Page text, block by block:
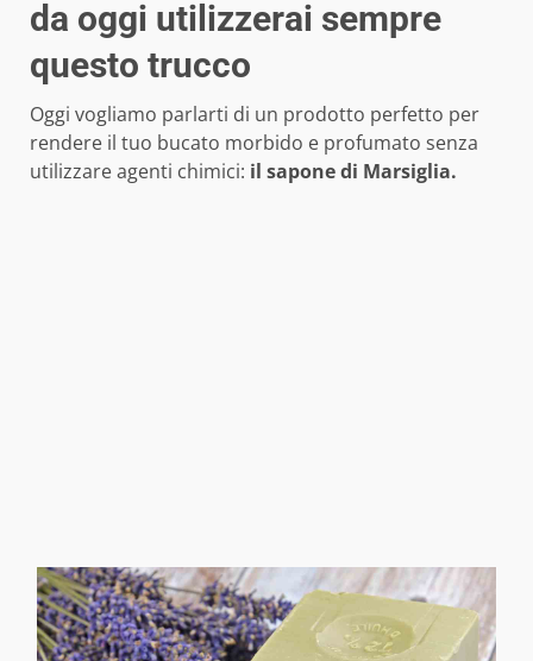
da oggi utilizzerai sempre
questo trucco
Oggi vogliamo parlarti di un prodotto perfetto per
rendere il tuo bucato morbido e profumato senza
utilizzare agenti chimici: il sapone di Marsiglia.